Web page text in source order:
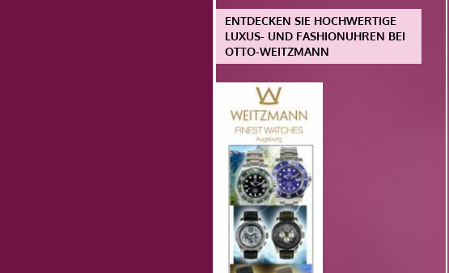
ENTDECKEN SIE HOCHWERTIGE
LUXUS- UND FASHIONUHREN BEI
OTTO-WEITZMANN